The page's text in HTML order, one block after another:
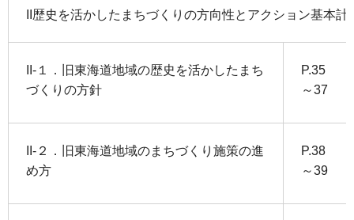
II歴史を活かしたまちづくりの方向性とアクション基本計
II-１．旧東海道地域の歴史を活かしたまち
づくりの方針
P.35
～37
II-２．旧東海道地域のまちづくり施策の進
め方
P.38
～39